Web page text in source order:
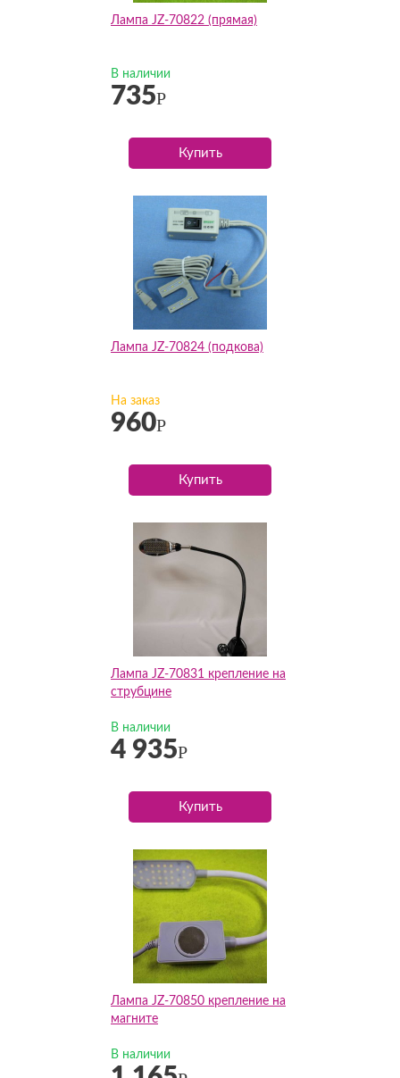
Лампа JZ-70822 (прямая)
В наличии
735Р
Купить
Лампа JZ-70824 (подкова)
На заказ
960Р
Купить
Лампа JZ-70831 крепление на
струбцине
В наличии
4 935Р
Купить
Лампа JZ-70850 крепление на
магните
В наличии